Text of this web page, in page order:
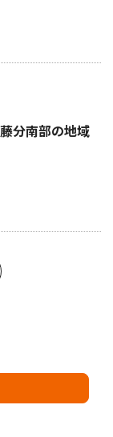
分南部の地域